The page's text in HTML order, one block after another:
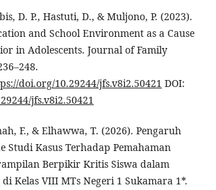
D. P., Hastuti, D., & Muljono, P. (2023).
and School Environment as a Cause
in Adolescents. Journal of Family
doi.org/10.29244/jfs.v8i2.50421 DOI:
jfs.v8i2.50421
F., & Elhawwa, T. (2026). Pengaruh
Studi Kasus Terhadap Pemahaman
Berpikir Kritis Siswa dalam
Kelas VIII MTs Negeri 1 Sukamara 1*.